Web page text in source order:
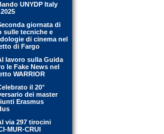
UNYDP Italy
giornata di
sulle tecniche e
di cinema nel
di Fargo
lavoro sulla Guida
le Fake News nel
WARRIOR
il 20°
dei master
Erasmus
via 297 tirocini
MUR-CRUI